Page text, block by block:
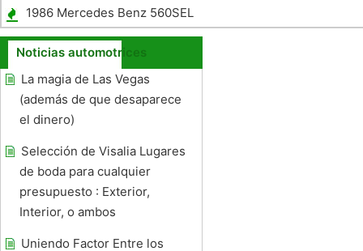
1986 Mercedes Benz 560SEL
Especificaciones
Noticias automotrices
La magia de Las Vegas
(además de que desaparece
el dinero)
Selección de Visalia Lugares
de boda para cualquier
presupuesto : Exterior,
Interior, o ambos
Uniendo Factor Entre los